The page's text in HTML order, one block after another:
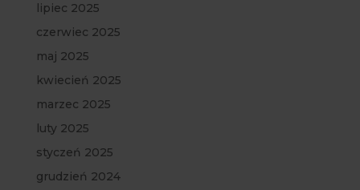
lipiec 2025
czerwiec 2025
maj 2025
kwiecień 2025
marzec 2025
luty 2025
styczeń 2025
grudzień 2024